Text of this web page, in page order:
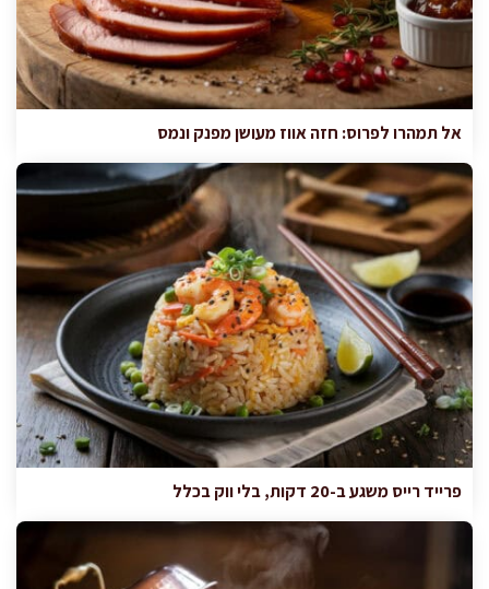
אל תמהרו לפרוס: חזה אווז מעושן מפנק ונמס
פרייד רייס משגע ב-20 דקות, בלי ווק בכלל